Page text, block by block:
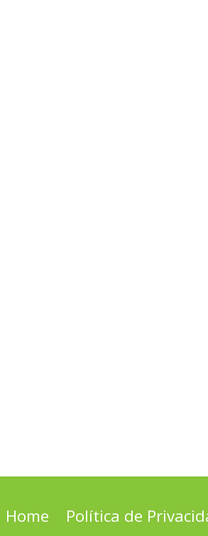
Home Política de